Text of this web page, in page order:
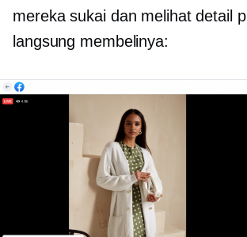
mereka sukai dan melihat detail
langsung membelinya: